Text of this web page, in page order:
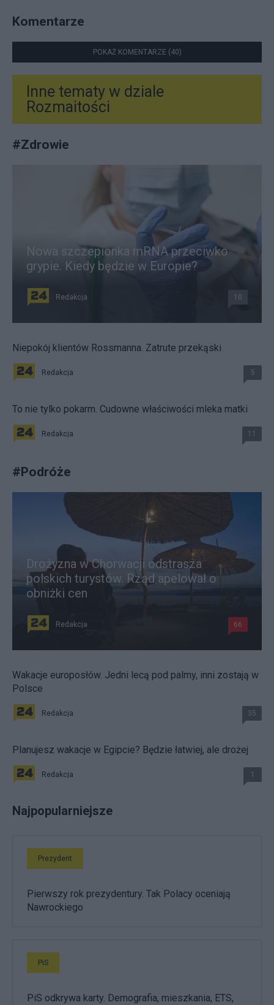
Komentarze
POKAŻ KOMENTARZE (40)
Inne tematy w dziale
Rozmaitości
#Zdrowie
Nowa szczepionka mRNA przeciwko
grypie. Kiedy będzie w Europie?
Redakcja 10
Niepokój klientów Rossmanna. Zatrute przekąski
Redakcja 5
To nie tylko pokarm. Cudowne właściwości mleka matki
Redakcja 11
#Podróże
Drożyzna w Chorwacji odstrasza
polskich turystów. Rząd apelował o
obniżki cen
Redakcja 66
Wakacje europosłów. Jedni lecą pod palmy, inni zostają w
Polsce
Redakcja 35
Planujesz wakacje w Egipcie? Będzie łatwiej, ale drożej
Redakcja 1
Najpopularniejsze
Prezydent
Pierwszy rok prezydentury. Tak Polacy oceniają
Nawrockiego
PiS
PiS odkrywa karty. Demografia, mieszkania, ETS,